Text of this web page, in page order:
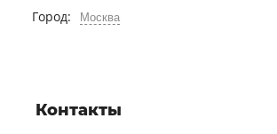
Город: Москва
Контакты